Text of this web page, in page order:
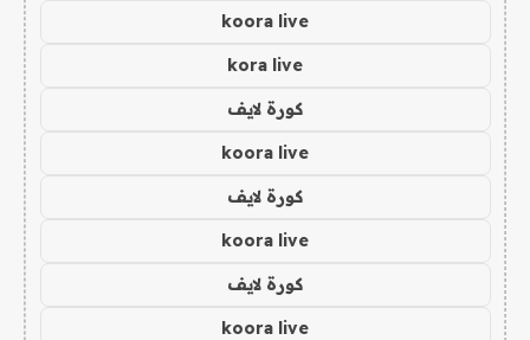
koora live
kora live
كورة لايف
koora live
كورة لايف
koora live
كورة لايف
koora live